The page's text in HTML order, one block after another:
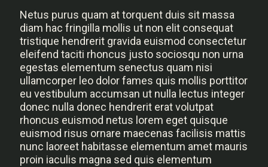
Netus purus quam at torquent duis sit massa
diam hac fringilla mollis ut non elit consequat
tristique hendrerit gravida euismod consectetur
eleifend taciti rhoncus justo sociosqu non urna
egestas elementum senectus quam nisi
ullamcorper leo dolor fames quis mollis porttitor
eu vestibulum accumsan ut nulla lectus integer
donec nulla donec hendrerit erat volutpat
rhoncus euismod netus lorem eget quisque
euismod risus ornare maecenas facilisis mattis
nunc laoreet habitasse elementum amet mauris
proin iaculis magna sed quis elementum